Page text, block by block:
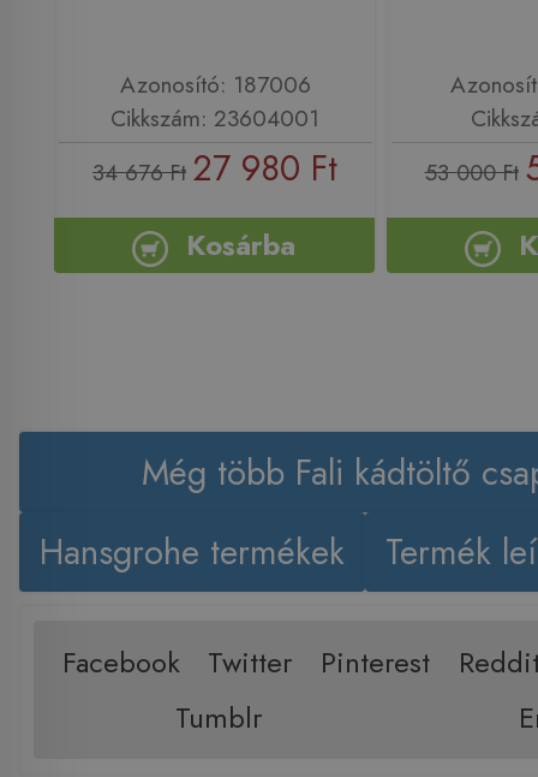
Azonosító: 187006
Cikkszám: 23604001
34 676 Ft 27 980 Ft
Kosárba
53 000 Ft
Még több Fali kádtöltő
Hansgrohe termékek
Termék
Facebook Twitter Pinterest
Tumblr